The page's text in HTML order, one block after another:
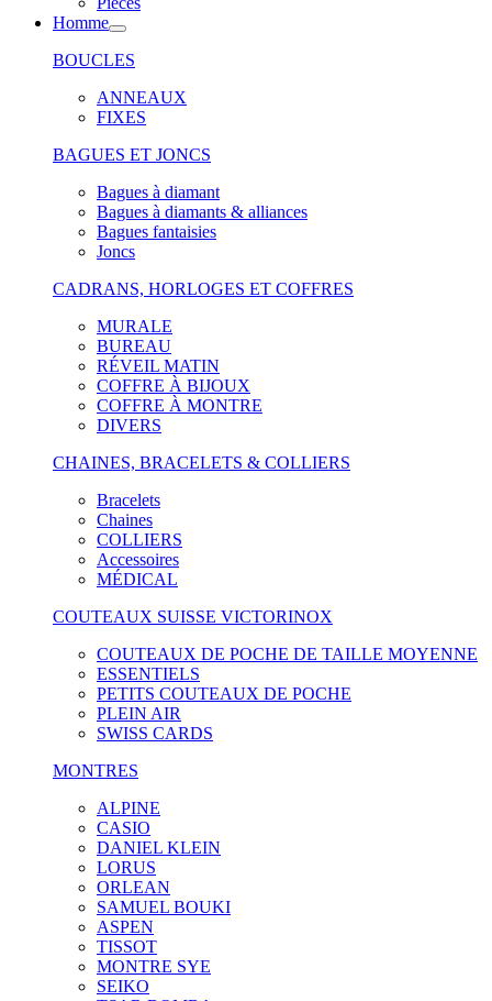
Homme
BOUCLES
ANNEAUX
FIXES
BAGUES ET JONCS
Bagues à diamant
Bagues à diamants & alliances
Bagues fantaisies
Joncs
CADRANS, HORLOGES ET COFFRES
MURALE
BUREAU
RÉVEIL MATIN
COFFRE À BIJOUX
COFFRE À MONTRE
DIVERS
CHAINES, BRACELETS & COLLIERS
Bracelets
Chaines
COLLIERS
Accessoires
MÉDICAL
COUTEAUX SUISSE VICTORINOX
COUTEAUX DE POCHE DE TAILLE MOYENNE
ESSENTIELS
PETITS COUTEAUX DE POCHE
PLEIN AIR
SWISS CARDS
MONTRES
ALPINE
CASIO
DANIEL KLEIN
LORUS
ORLEAN
SAMUEL BOUKI
ASPEN
TISSOT
MONTRE SYE
SEIKO